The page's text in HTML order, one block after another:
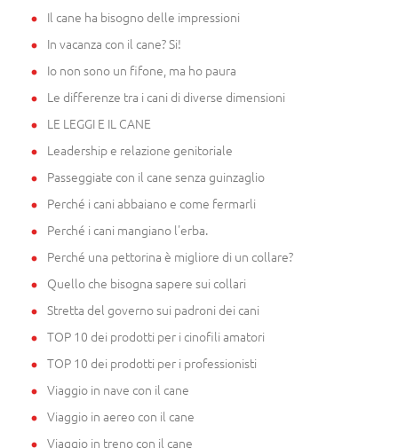
Il cane ha bisogno delle impressioni
In vacanza con il cane? Si!
Io non sono un fifone, ma ho paura
Le differenze tra i cani di diverse dimensioni
LE LEGGI E IL CANE
Leadership e relazione genitoriale
Passeggiate con il cane senza guinzaglio
Perché i cani abbaiano e come fermarli
Perché i cani mangiano l'erba.
Perché una pettorina è migliore di un collare?
Quello che bisogna sapere sui collari
Stretta del governo sui padroni dei cani
TOP 10 dei prodotti per i cinofili amatori
TOP 10 dei prodotti per i professionisti
Viaggio in nave con il cane
Viaggio in aereo con il cane
Viaggio in treno con il cane